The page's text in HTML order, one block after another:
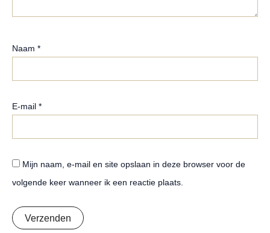
Naam *
E-mail *
Mijn naam, e-mail en site opslaan in deze browser voor de
volgende keer wanneer ik een reactie plaats.